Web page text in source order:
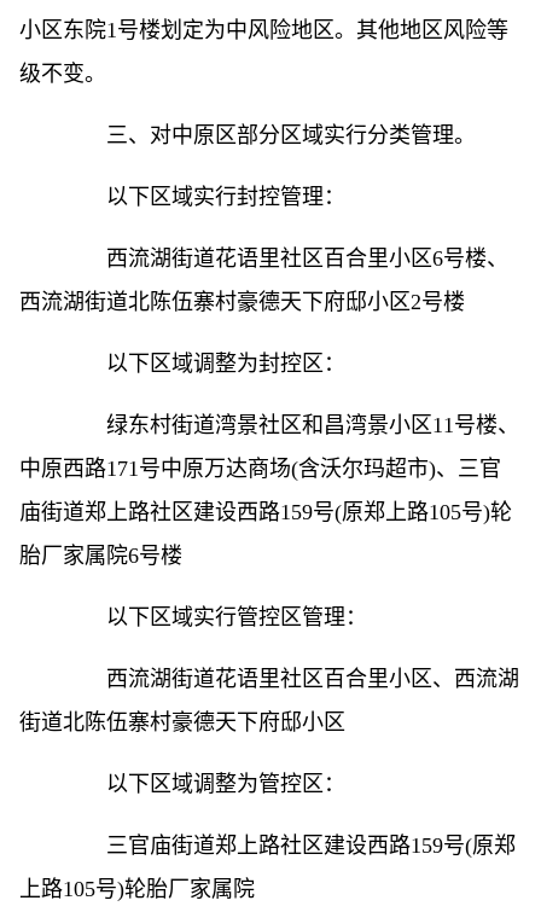
小区东院1号楼划定为中风险地区。其他地区风险等
级不变。
三、对中原区部分区域实行分类管理。
以下区域实行封控管理：
西流湖街道花语里社区百合里小区6号楼、
西流湖街道北陈伍寨村豪德天下府邸小区2号楼
以下区域调整为封控区：
绿东村街道湾景社区和昌湾景小区11号楼、
中原西路171号中原万达商场(含沃尔玛超市)、三官
庙街道郑上路社区建设西路159号(原郑上路105号)轮
胎厂家属院6号楼
以下区域实行管控区管理：
西流湖街道花语里社区百合里小区、西流湖
街道北陈伍寨村豪德天下府邸小区
以下区域调整为管控区：
三官庙街道郑上路社区建设西路159号(原郑
上路105号)轮胎厂家属院